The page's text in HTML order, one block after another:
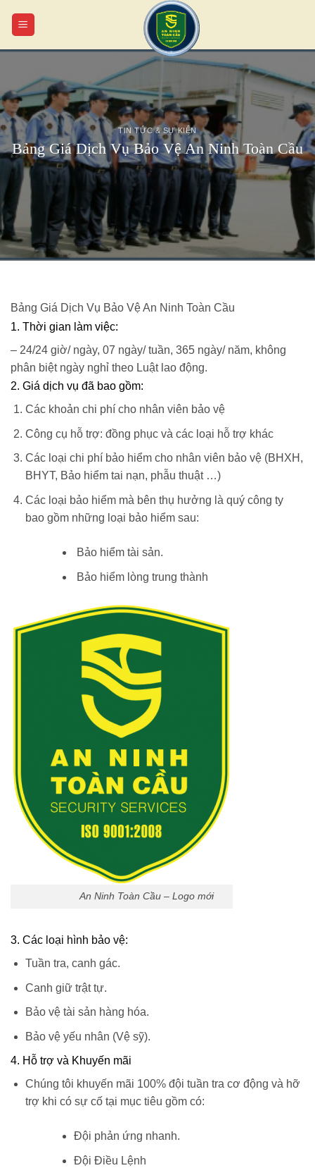
đến
TIN TỨC & SỰ KIỆN
Bảng Giá Dịch Vụ Bảo Vệ An Ninh Toàn Cầu
Bảng Giá Dịch Vụ Bảo Vệ An Ninh Toàn Cầu
1. Thời gian làm việc:
– 24/24 giờ/ ngày, 07 ngày/ tuần, 365 ngày/ năm, không
phân biệt ngày nghỉ theo Luật lao động.
2. Giá dịch vụ đã bao gồm:
Các khoản chi phí cho nhân viên bảo vệ
Công cụ hỗ trợ: đồng phục và các loại hỗ trợ khác
Các loại chi phí bảo hiểm cho nhân viên bảo vệ (BHXH,
BHYT, Bảo hiểm tai nạn, phẫu thuật …)
Các loại bảo hiểm mà bên thụ hưởng là quý công ty
bao gồm những loại bảo hiểm sau:
Bảo hiểm tài sản.
Bảo hiểm lòng trung thành
An Ninh Toàn Cầu – Logo mới
3. Các loại hình bảo vệ:
Tuần tra, canh gác.
Canh giữ trật tự.
Bảo vệ tài sản hàng hóa.
Bảo vệ yếu nhân (Vệ sỹ).
4. Hỗ trợ và Khuyến mãi
Chúng tôi khuyến mãi 100% đội tuần tra cơ động và hỡ
trợ khi có sự cố tại mục tiêu gồm có:
Đội phản ứng nhanh.
Đội Điều Lệnh